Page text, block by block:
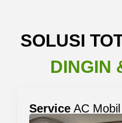
SOLUSI
DINGIN
Service AC Mobil